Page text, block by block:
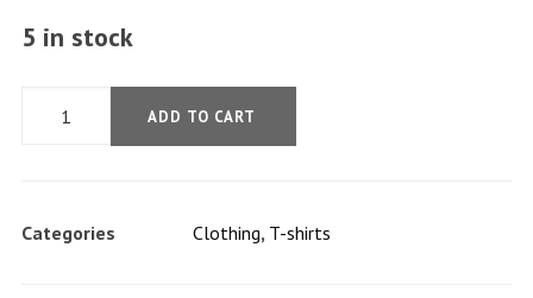
5 in stock
Product
quantity
ADD TO CART
Categories Clothing, T-shirts